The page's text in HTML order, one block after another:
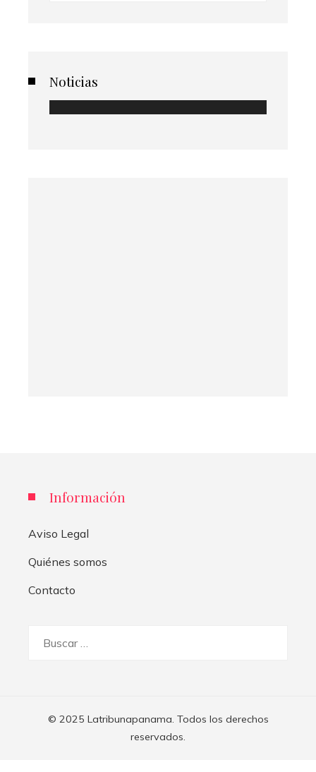
Noticias
Información
Aviso Legal
Quiénes somos
Contacto
© 2025 Latribunapanama. Todos los derechos
reservados.